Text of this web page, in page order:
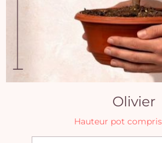
Olivier
Hauteur pot